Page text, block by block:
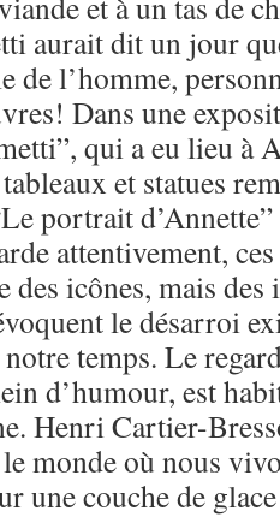
aurait dit un jour
de l’homme,
Dans une
qui a eu lieu à
et statues
portrait
attentivement,
des icônes, mais
le désarroi
notre temps. Le
d’humour, est
Henri Cartier-
monde où nous
une couche de